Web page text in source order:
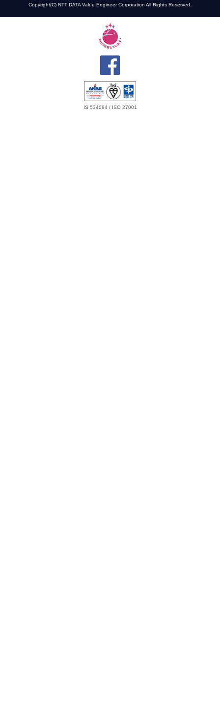
Copyright(C) NTT DATA Value Engineer Corporation All Rights Reserved.
IS 534084 / ISO 27001